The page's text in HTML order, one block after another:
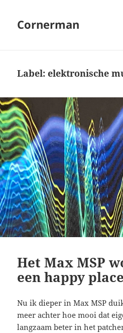
Cornerman
Label:elektronische
Het Max MSP
een happy place
Nu ik dieper in Max MSP
meer achter hoe mooi dat
langzaam beter in het